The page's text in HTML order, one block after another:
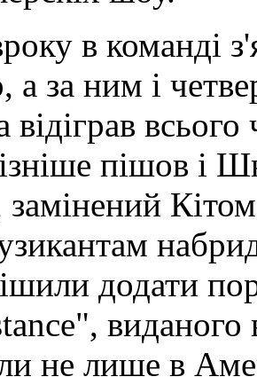
в команді
за ним і
пішов і
додати
не лише в